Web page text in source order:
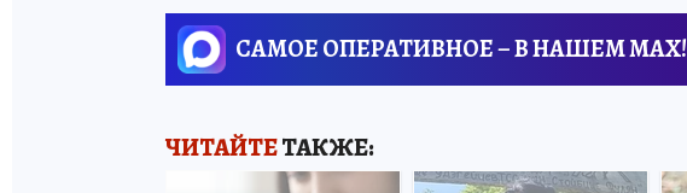
САМОЕ ОПЕРАТИВНОЕ – В НАШЕМ MAX!
ЧИТАЙТЕТАКЖЕ: